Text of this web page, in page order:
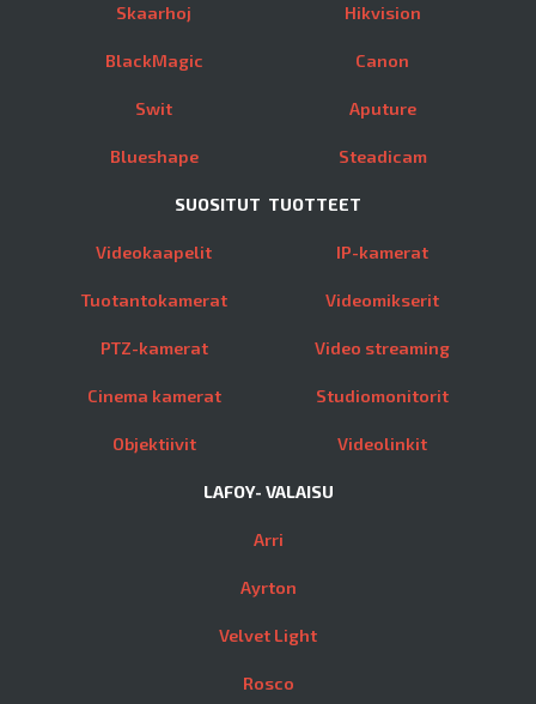
Skaarhoj
BlackMagic
Swit
Blueshape
Hikvision
Canon
Aputure
Steadicam
SUOSITUT TUOTTEET
Videokaapelit
Tuotantokamerat
PTZ-kamerat
Cinema kamerat
Objektiivit
IP-kamerat
Videomikserit
Video streaming
Studiomonitorit
Videolinkit
LAFOY- VALAISU
Arri
Ayrton
Velvet Light
Rosco